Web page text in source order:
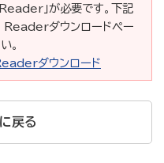
」が必要です。下記
ダウンロードペー
。
ダウンロード
戻る